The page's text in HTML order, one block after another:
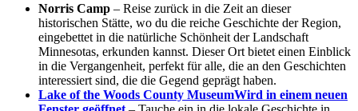
Norris Camp – Reise zurück in die Zeit an dieser
historischen Stätte, wo du die reiche Geschichte der Region,
eingebettet in die natürliche Schönheit der Landschaft
Minnesotas, erkunden kannst. Dieser Ort bietet einen Einblick
in die Vergangenheit, perfekt für alle, die an den Geschichten
interessiert sind, die die Gegend geprägt haben.
Lake of the Woods County MuseumWird in einem neuen